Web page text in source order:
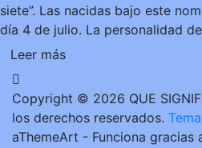
siete”. Las nacidas bajo este
día 4 de julio. La personalidad
Leer más
Copyright © 2026 QUE
los derechos reservados.
aThemeArt - Funciona gracias